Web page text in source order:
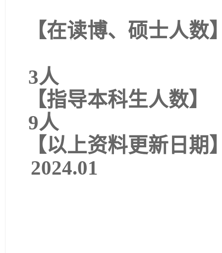
【在读博、硕士人数
3人
【指导本科生人数】
9人
【以上资料更新日期
2024.01